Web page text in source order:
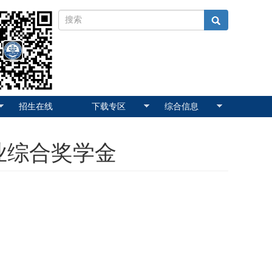
招生在线 下载专区 综合信息
合奖学金